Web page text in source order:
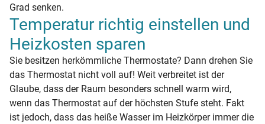
Grad senken.
Temperatur richtig einstellen und
Heizkosten sparen
Sie besitzen herkömmliche Thermostate? Dann drehen Sie
das Thermostat nicht voll auf! Weit verbreitet ist der
Glaube, dass der Raum besonders schnell warm wird,
wenn das Thermostat auf der höchsten Stufe steht. Fakt
ist jedoch, dass das heiße Wasser im Heizkörper immer die